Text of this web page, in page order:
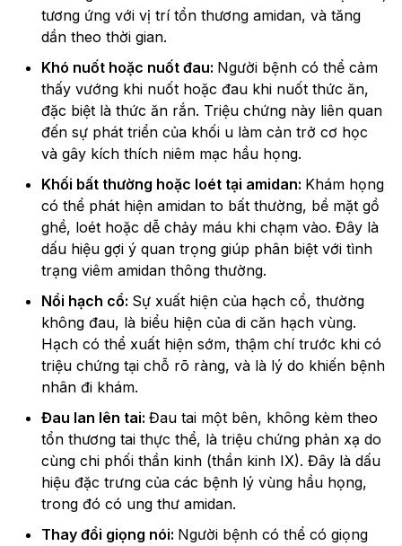
tương ứng với vị trí tổn thương amidan, và tăng
dần theo thời gian.
Khó nuốt hoặc nuốt đau: Người bệnh có thể cảm
thấy vướng khi nuốt hoặc đau khi nuốt thức ăn,
đặc biệt là thức ăn rắn. Triệu chứng này liên quan
đến sự phát triển của khối u làm cản trở cơ học
và gây kích thích niêm mạc hầu họng.
Khối bất thường hoặc loét tại amidan: Khám họng
có thể phát hiện amidan to bất thường, bề mặt gồ
ghề, loét hoặc dễ chảy máu khi chạm vào. Đây là
dấu hiệu gợi ý quan trọng giúp phân biệt với tình
trạng viêm amidan thông thường.
Nổi hạch cổ: Sự xuất hiện của hạch cổ, thường
không đau, là biểu hiện của di căn hạch vùng.
Hạch có thể xuất hiện sớm, thậm chí trước khi có
triệu chứng tại chỗ rõ ràng, và là lý do khiến bệnh
nhân đi khám.
Đau lan lên tai: Đau tai một bên, không kèm theo
tổn thương tai thực thể, là triệu chứng phản xạ do
cùng chi phối thần kinh (thần kinh IX). Đây là dấu
hiệu đặc trưng của các bệnh lý vùng hầu họng,
trong đó có ung thư amidan.
Thay đổi giọng nói: Người bệnh có thể có giọng